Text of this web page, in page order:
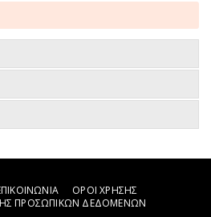
ΟΡΟΙ ΧΡΗΣΗΣ
ΠΡΟΣΩΠΙΚΩΝ ΔΕΔΟΜΕΝΩΝ